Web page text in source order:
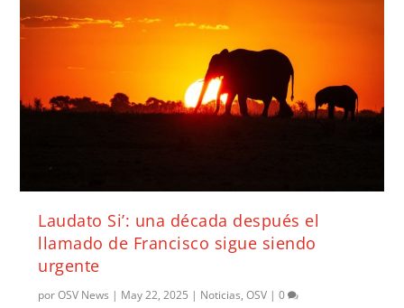
Laudato Si’: una década después el
llamado de Francisco sigue siendo
urgente
porOSV News | May 22, 2025 | Noticias,OSV |0